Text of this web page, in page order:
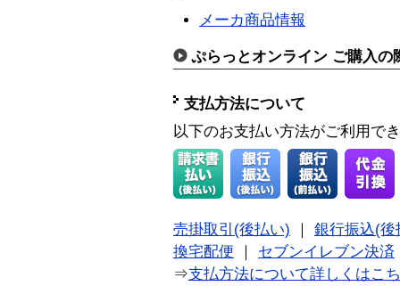
メーカ商品情報
ぷらっとオンライン ご購入の
支払方法について
以下のお支払い方法がご利用で
売掛取引(後払い)
銀行振込(後
換宅配便
セブンイレブン決済
⇒支払方法について詳しくはこ